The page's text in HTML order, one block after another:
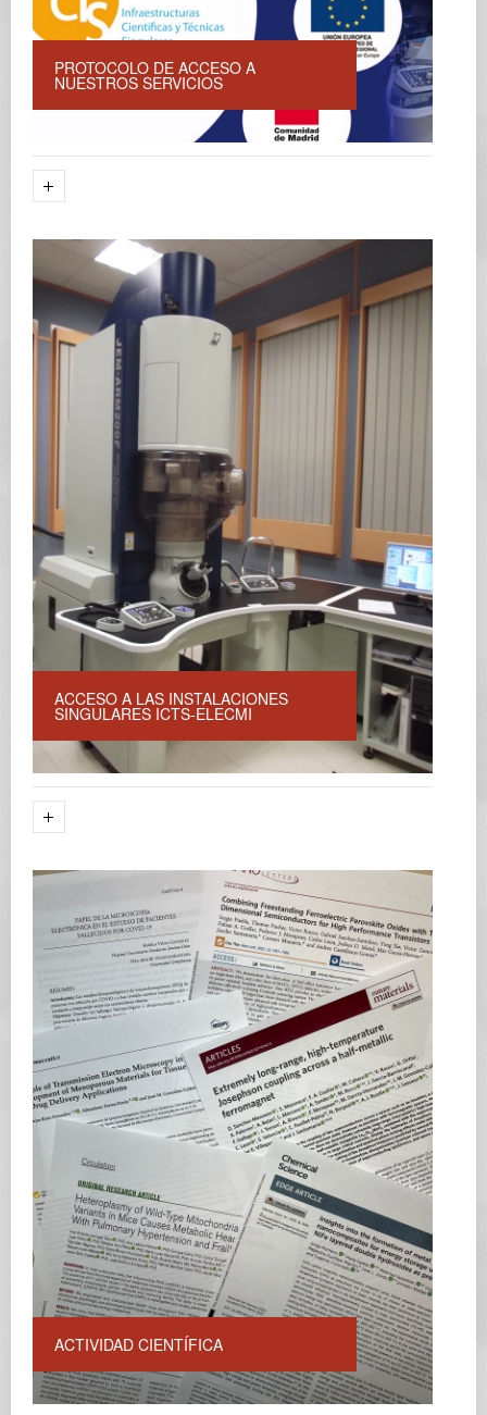
PROTOCOLO DE ACCESO A
NUESTROS SERVICIOS
ACCESO A LAS INSTALACIONES
SINGULARES ICTS-ELECMI
ACTIVIDAD CIENTÍFICA